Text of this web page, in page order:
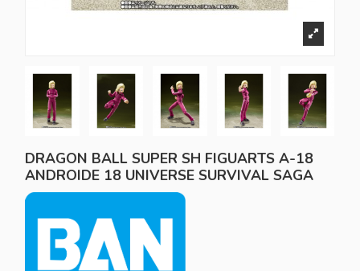
DRAGON BALL SUPER SH FIGUARTS A-18
ANDROIDE 18 UNIVERSE SURVIVAL SAGA